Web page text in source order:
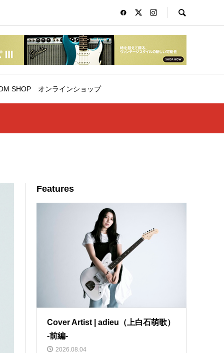
SHOP オンラインショップ
Features
Cover Artist | adieu（上白石萌歌）
-前編-
2026.08.04